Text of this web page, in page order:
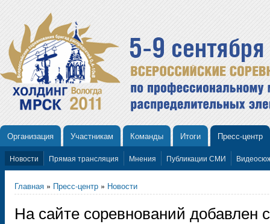
Организация Участникам Команды Итоги Пресс-центр
Новости Прямая трансляция Мнения Публикации СМИ
Главная » Пресс-центр » Новости
На сайте соревнований добавлен